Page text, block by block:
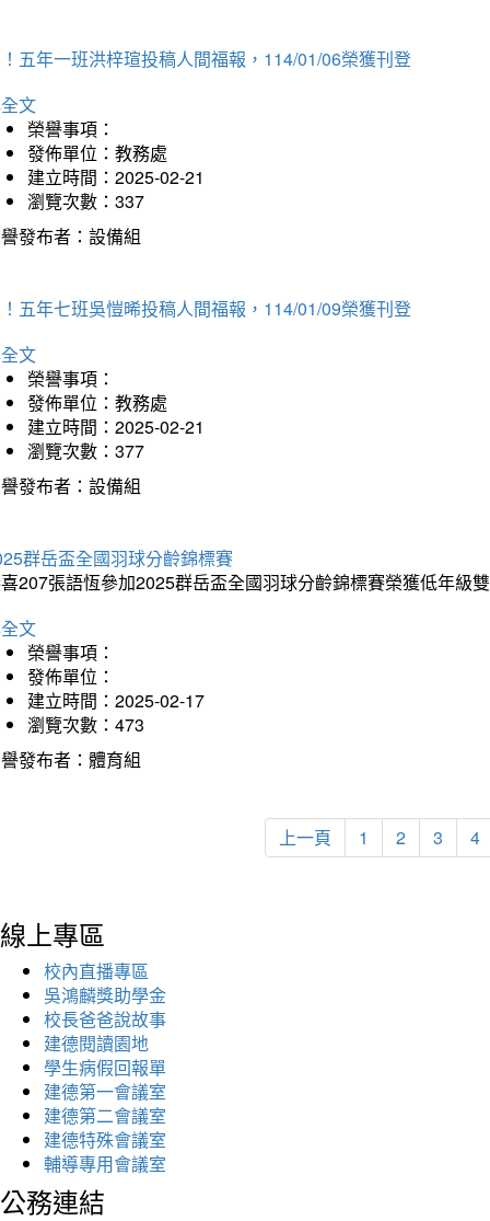
五年一班洪梓瑄投稿人間福報，114/01/06榮獲刊登
文
榮譽事項：
發佈單位：教務處
建立時間：2025-02-21
瀏覽次數：337
發布者：設備組
五年七班吳愷晞投稿人間福報，114/01/09榮獲刊登
文
榮譽事項：
發佈單位：教務處
建立時間：2025-02-21
瀏覽次數：377
發布者：設備組
群岳盃全國羽球分齡錦標賽
207張語恆參加2025群岳盃全國羽球分齡錦標賽榮獲低年級
文
榮譽事項：
發佈單位：
建立時間：2025-02-17
瀏覽次數：473
發布者：體育組
上一頁 1 2 3 4
線上專區
校內直播專區
吳鴻麟獎助學金
校長爸爸說故事
建德閱讀園地
學生病假回報單
建德第一會議室
建德第二會議室
建德特殊會議室
輔導專用會議室
公務連結